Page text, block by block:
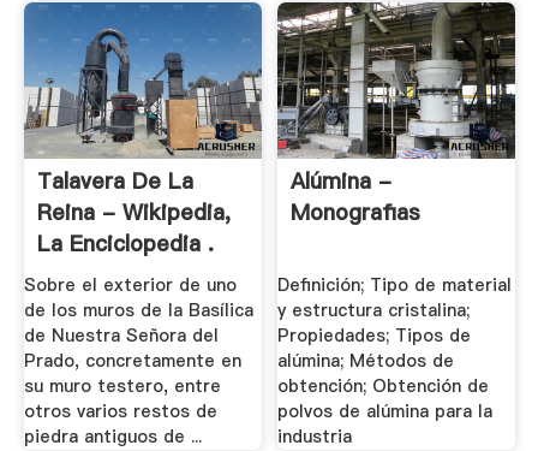
Talavera De La
Reina - Wikipedia,
La Enciclopedia .
Sobre el exterior de uno
de los muros de la Basílica
de Nuestra Señora del
Prado, concretamente en
su muro testero, entre
otros varios restos de
piedra antiguos de ...
Alúmina -
Monografias
Definición; Tipo de material
y estructura cristalina;
Propiedades; Tipos de
alúmina; Métodos de
obtención; Obtención de
polvos de alúmina para la
industria